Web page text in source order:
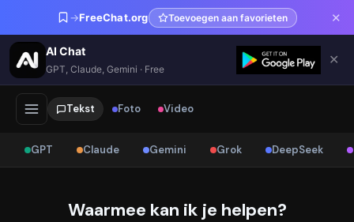
→FreeChat.org Toevoegen aan favorieten ✕
AI Chat
GPT, Claude, Gemini · Free
✕
Tekst Foto Video
GPT Claude Gemini Grok DeepSeek
Waarmee kan ik je helpen?